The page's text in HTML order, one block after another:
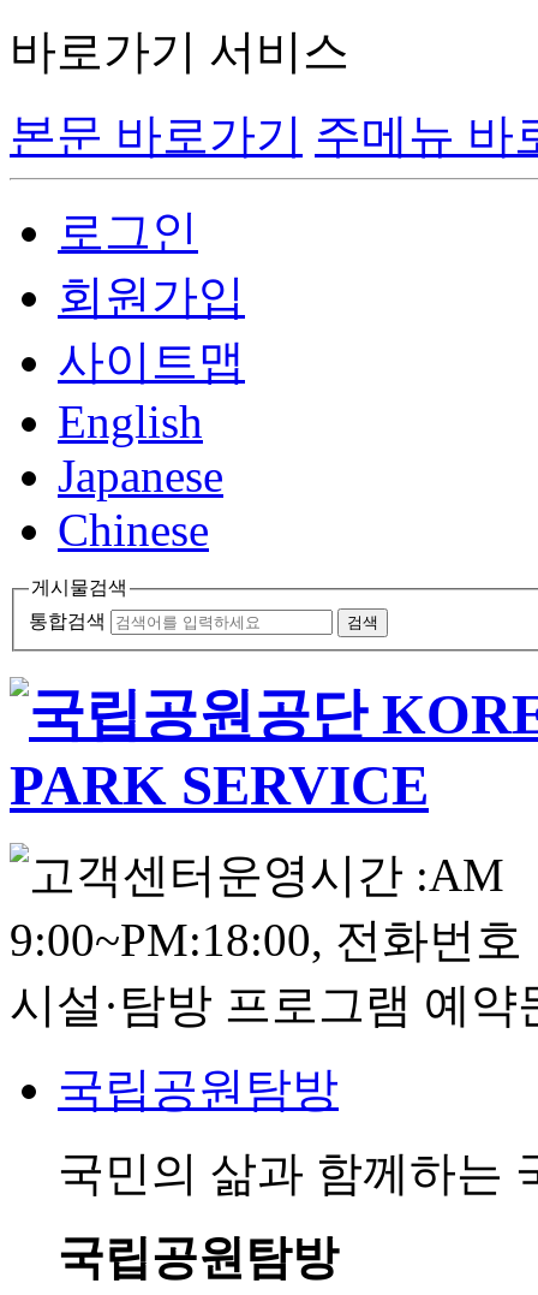
바로가기 서비스
본문 바로가기 주메뉴 바
로그인
회원가입
사이트맵
English
Japanese
Chinese
게시물검색
통합검색
국립공원탐방
국민의 삶과 함께하는
국립공원탐방